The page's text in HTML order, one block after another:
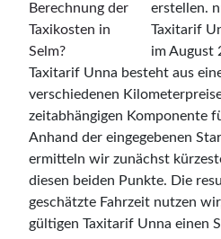
erstellen.
Taxitarif
im August
Taxitarif Unna besteht aus
verschiedenen
zeitabhängigen Komponente
Anhand der eingegebenen
ermitteln wir zunächst
diesen beiden Punkte. Die
geschätzte Fahrzeit nutzen
gültigen Taxitarif Unna einen